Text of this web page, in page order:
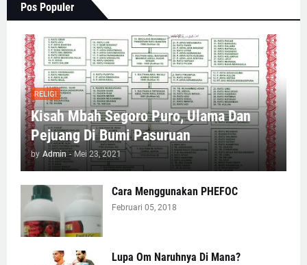
Pos Populer
RELIGI
Kisah Mbah Segoro Puro, Ulama Dan
Pejuang Di Bumi Pasuruan
by Admin - Mei 23, 2021
Cara Menggunakan PHEFOC
Februari 05, 2018
Lupa Om Naruhnya Di Mana?